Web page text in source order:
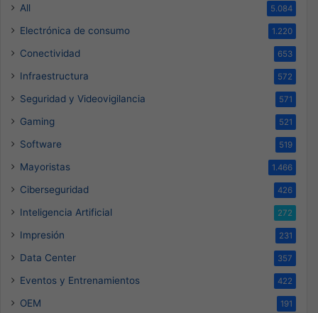
All 5.084
Electrónica de consumo 1.220
Conectividad 653
Infraestructura 572
Seguridad y Videovigilancia 571
Gaming 521
Software 519
Mayoristas 1.466
Ciberseguridad 426
Inteligencia Artificial 272
Impresión 231
Data Center 357
Eventos y Entrenamientos 422
OEM 191